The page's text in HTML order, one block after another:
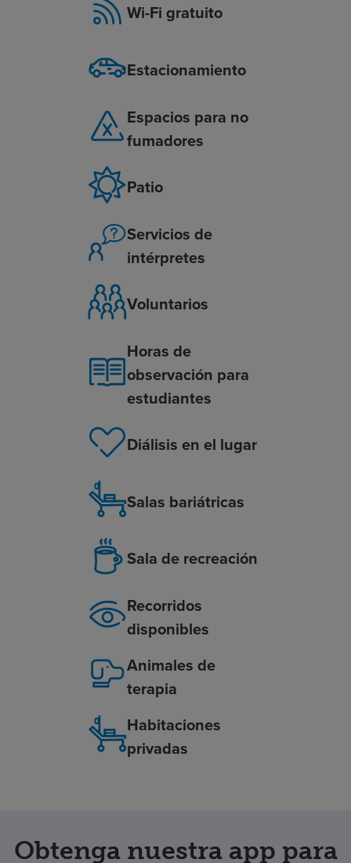
Wi-Fi gratuito
Estacionamiento
Espacios para no
fumadores
Patio
Servicios de
intérpretes
Voluntarios
Horas de
observación para
estudiantes
Diálisis en el lugar
Salas bariátricas
Sala de recreación
Recorridos
disponibles
Animales de
terapia
Habitaciones
privadas
Obtenga nuestra app para